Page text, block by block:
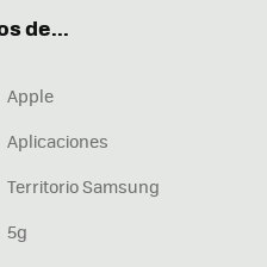
de...
Apple
Aplicaciones
Territorio Samsung
5g